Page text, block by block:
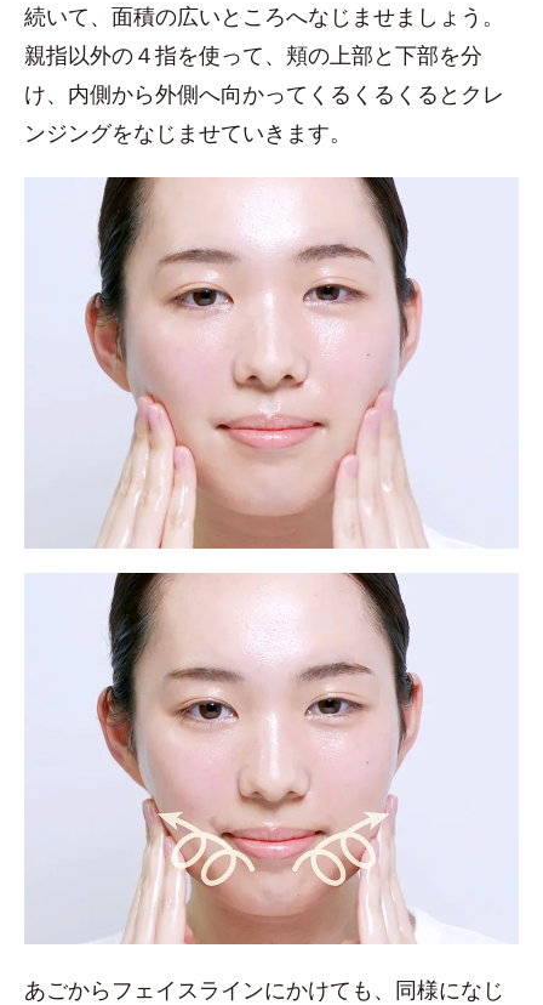
続いて、面積の広いところへなじませましょう。
親指以外の４指を使って、頬の上部と下部を分
け、内側から外側へ向かってくるくるくるとクレ
ンジングをなじませていきます。
あごからフェイスラインにかけても、同様になじ